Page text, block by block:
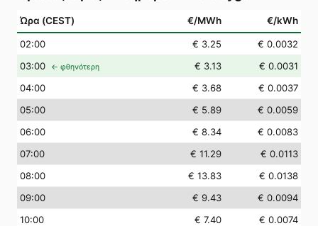
Ώρα (CEST) €/MWh €/kWh
02:00 € 3.25
€ 0.0032
03:00 ← φθηνότερη € 3.13
€ 0.0031
04:00 € 3.68
€ 0.0037
05:00 € 5.89
€ 0.0059
06:00 € 8.34
€ 0.0083
07:00 € 11.29
€ 0.0113
08:00 € 13.83
€ 0.0138
09:00 € 9.43
€ 0.0094
10:00 € 7.40
€ 0.0074